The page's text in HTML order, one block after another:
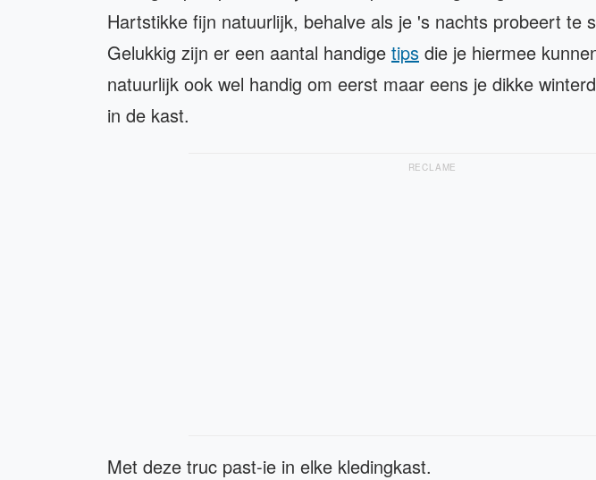
Hartstikke fijn natuurlijk, behalve als je 's nachts probeert te
Gelukkig zijn er een aantal handige tips die je hiermee
natuurlijk ook wel handig om eerst maar eens je dikke
in de kast.
RECLAME
Met deze truc past-ie in elke kledingkast.